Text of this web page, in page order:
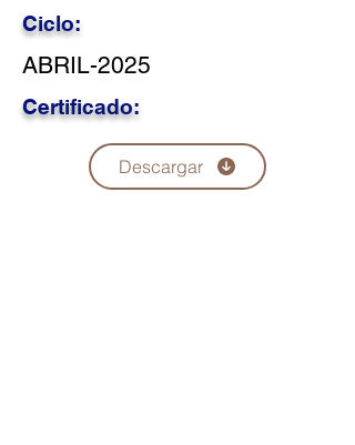
Ciclo:
ABRIL-2025
Certificado:
Descargar